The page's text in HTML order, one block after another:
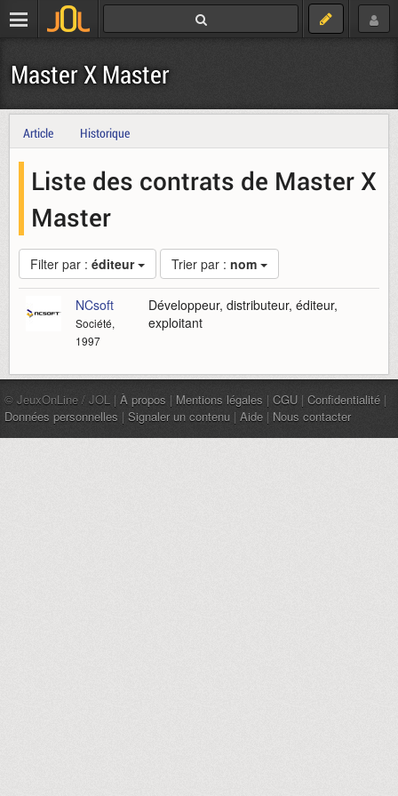
Master X Master
Article Historique
Liste des contrats de Master X
Master
Filter par : éditeur Trier par : nom
NCsoft
Société,
1997
Développeur, distributeur, éditeur,
exploitant
© JeuxOnLine / JOL | À propos | Mentions légales | CGU | Confidentialité |
Données personnelles | Signaler un contenu | Aide | Nous contacter